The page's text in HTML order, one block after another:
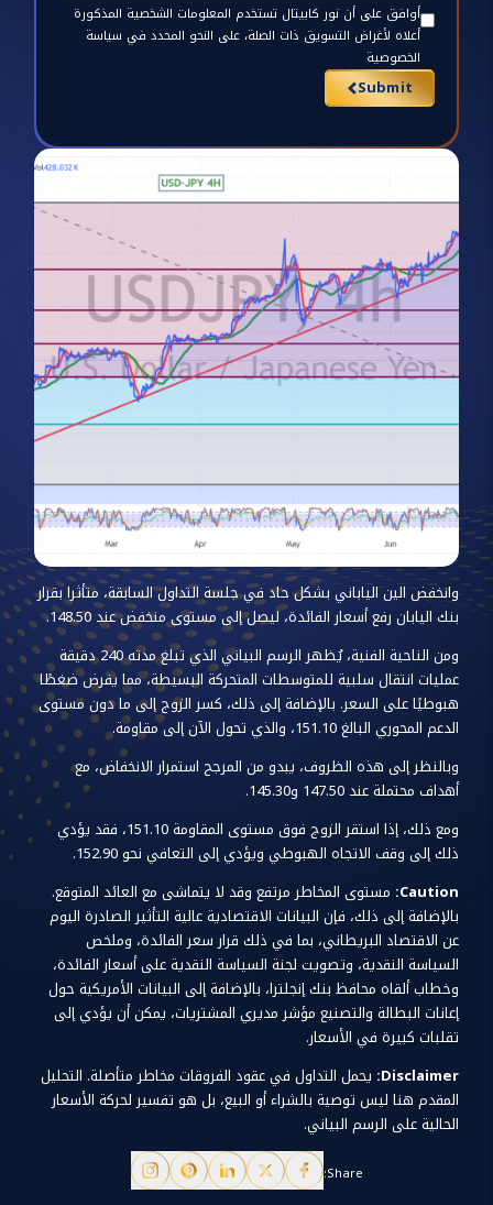
أوافق على أن نور كابيتال تستخدم المعلومات الشخصية المذكورة
أعلاه لأغراض التسويق ذات الصلة، على النحو المحدد في سياسة
الخصوصية
Submit
وانخفض الين الياباني بشكل حاد في جلسة التداول السابقة، متأثرا بقرار
بنك اليابان رفع أسعار الفائدة، ليصل إلى مستوى منخفض عند 148.50.
ومن الناحية الفنية، يُظهر الرسم البياني الذي تبلغ مدته 240 دقيقة
عمليات انتقال سلبية للمتوسطات المتحركة البسيطة، مما يفرض ضغطًا
هبوطيًا على السعر. بالإضافة إلى ذلك، كسر الزوج إلى ما دون مستوى
الدعم المحوري البالغ 151.10، والذي تحول الآن إلى مقاومة.
وبالنظر إلى هذه الظروف، يبدو من المرجح استمرار الانخفاض، مع
أهداف محتملة عند 147.50 و145.30.
ومع ذلك، إذا استقر الزوج فوق مستوى المقاومة 151.10، فقد يؤدي
ذلك إلى وقف الاتجاه الهبوطي ويؤدي إلى التعافي نحو 152.90.
Caution: مستوى المخاطر مرتفع وقد لا يتماشى مع العائد المتوقع.
بالإضافة إلى ذلك، فإن البيانات الاقتصادية عالية التأثير الصادرة اليوم
عن الاقتصاد البريطاني، بما في ذلك قرار سعر الفائدة، وملخص
السياسة النقدية، وتصويت لجنة السياسة النقدية على أسعار الفائدة،
وخطاب ألقاه محافظ بنك إنجلترا، بالإضافة إلى البيانات الأمريكية حول
إعانات البطالة والتصنيع مؤشر مديري المشتريات، يمكن أن يؤدي إلى
تقلبات كبيرة في الأسعار.
Disclaimer: يحمل التداول في عقود الفروقات مخاطر متأصلة. التحليل
المقدم هنا ليس توصية بالشراء أو البيع، بل هو تفسير لحركة الأسعار
الحالية على الرسم البياني.
Share: